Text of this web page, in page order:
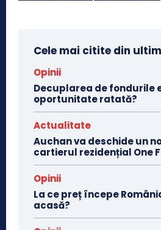
Cele mai citite din
Opinii
Decuplarea de fondurile
oportunitate ratată?
Actualitate
Auchan va deschide un
cartierul rezidențial One
Opinii
La ce preț începe
acasă?